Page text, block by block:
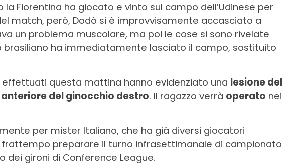
Fiorentina ha giocato e vinto sul campo dell’Udinese per
match, però, Dodò si è improvvisamente accasciato a
un problema muscolare, ma poi le cose si sono rivelate
brasiliano ha immediatamente lasciato il campo, sostituito
questa mattina hanno evidenziato una lesione del
del ginocchio destro. Il ragazzo verrà operato nei
per mister Italiano, che ha già diversi giocatori
preparare il turno infrasettimanale di campionato
dei gironi di Conference League.